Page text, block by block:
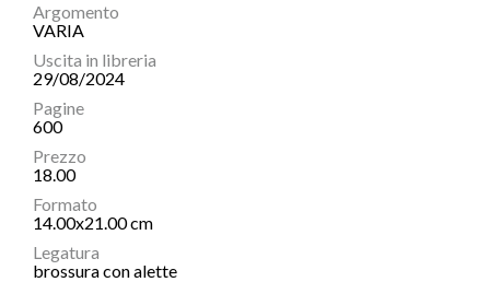
Argomento
VARIA
Uscita in libreria
29/08/2024
Pagine
600
Prezzo
18.00
Formato
14.00x21.00 cm
Legatura
brossura con alette